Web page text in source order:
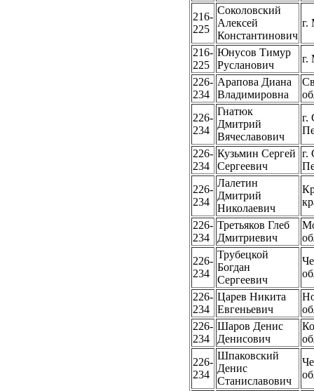
216-
225
Соколовский
Алексей
Константинович
г.
216-
225
Юнусов Тимур
Русланович
г.
226-
234
Арапова Диана
Владимировна
226-
234
Гнатюк
Дмитрий
Вячеславович
г.
226-
234
Кузьмин Сергей
Сергеевич
г.
226-
234
Лалетин
Дмитрий
Николаевич
226-
234
Третьяков Глеб
Дмитриевич
226-
234
Трубецкой
Богдан
Сергеевич
226-
234
Царев Никита
Евгеньевич
226-
234
Шаров Денис
Денисович
226-
234
Шпаковский
Денис
Станиславович